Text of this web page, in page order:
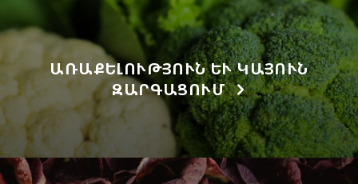
ԱՌԱՔԵԼՈՒԹՅՈՒՆ ԵՒ ԿԱՅՈՒՆ Զ
ԱՐԳԱՑՈՒՄ